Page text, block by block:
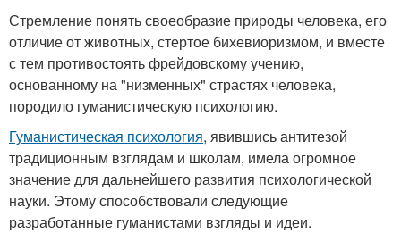
Стремление понять своеобразие природы человека, его
отличие от животных, стертое бихевиоризмом, и вместе
с тем противостоять фрейдовскому учению,
основанному на "низменных" страстях человека,
породило гуманистическую психологию.
Гуманистическая психология, явившись антитезой
традиционным взглядам и школам, имела огромное
значение для дальнейшего развития психологической
науки. Этому способствовали следующие
разработанные гуманистами взгляды и идеи.